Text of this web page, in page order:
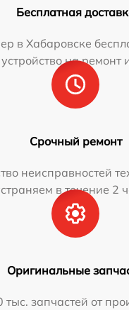
Бесплатная
в Хабаровске
на ремонт
Срочный ремонт
неисправностей
в течение 2
Оригинальные
тыс. запчастей от